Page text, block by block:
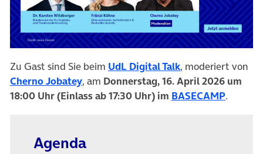
(öffnet in neuem Tab)
Zu Gast sind Sie beim UdL Digital Talk(öffnet in neuem
, moderiert von
Cherno Jobatey(öffnet in neuem Tab)
, am Donnerstag, 16. April 2026 um
18:00 Uhr (Einlass ab 17:30 Uhr) im BASECAMP(öffnet
.
Agenda